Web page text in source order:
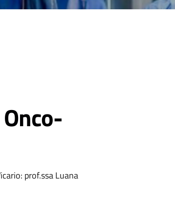
prof.ssa Luana